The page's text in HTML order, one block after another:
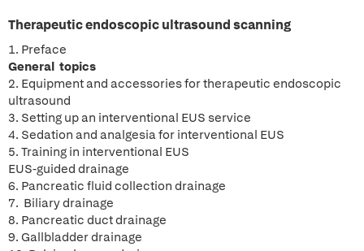
Therapeuticendoscopic ultrasoundscanning
1. Preface
General topics
2. Equipment and accessories for therapeutic endoscopic
ultrasound
3. Setting up an interventional EUS service
4. Sedation and analgesia for interventional EUS
5. Training in interventional EUS
EUS-guided drainage
6. Pancreatic fluid collection drainage
7. Biliary drainage
8. Pancreatic duct drainage
9. Gallbladder drainage